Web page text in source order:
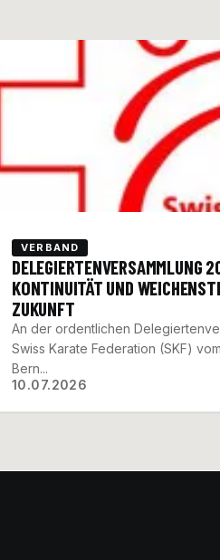
VERBAND
10.07.2026
DELEGIERTENVERSAMMLUNG
KONTINUITÄT UND
ZUKUNFT
An der ordentlichen
Swiss Karate Federation (SKF)
Bern...